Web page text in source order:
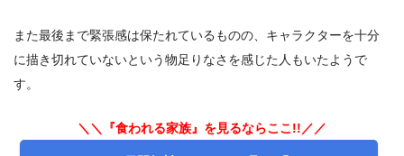
また最後まで緊張感は保たれているものの、キャラクターを十分
に描き切れていないという物足りなさを感じた人もいたようで
す。
＼＼『食われる家族』を見るならここ!!／／